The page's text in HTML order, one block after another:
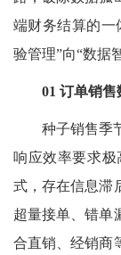
端财务结算的一
验管理”向“数据
01 订单销
种子销售季
响应效率要求极
式，存在信息滞
超量接单、错单
合直销、经销商